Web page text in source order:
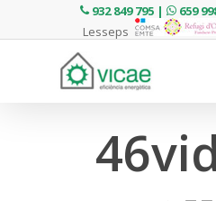
932 849 795 | 659
Lesseps